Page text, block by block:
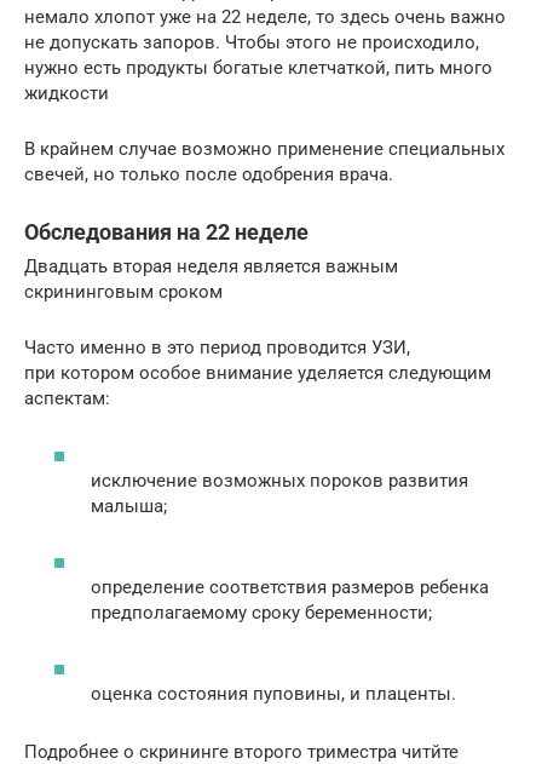
немало хлопот уже на 22 неделе, то здесь очень важно
не допускать запоров. Чтобы этого не происходило,
нужно есть продукты богатые клетчаткой, пить много
жидкости
В крайнем случае возможно применение специальных
свечей, но только после одобрения врача.
Обследования на 22 неделе
Двадцать вторая неделя является важным
скрининговым сроком
Часто именно в это период проводится УЗИ,
при котором особое внимание уделяется следующим
аспектам:
исключение возможных пороков развития
малыша;
определение соответствия размеров ребенка
предполагаемому сроку беременности;
оценка состояния пуповины, и плаценты.
Подробнее о скрининге второго триместра читйте